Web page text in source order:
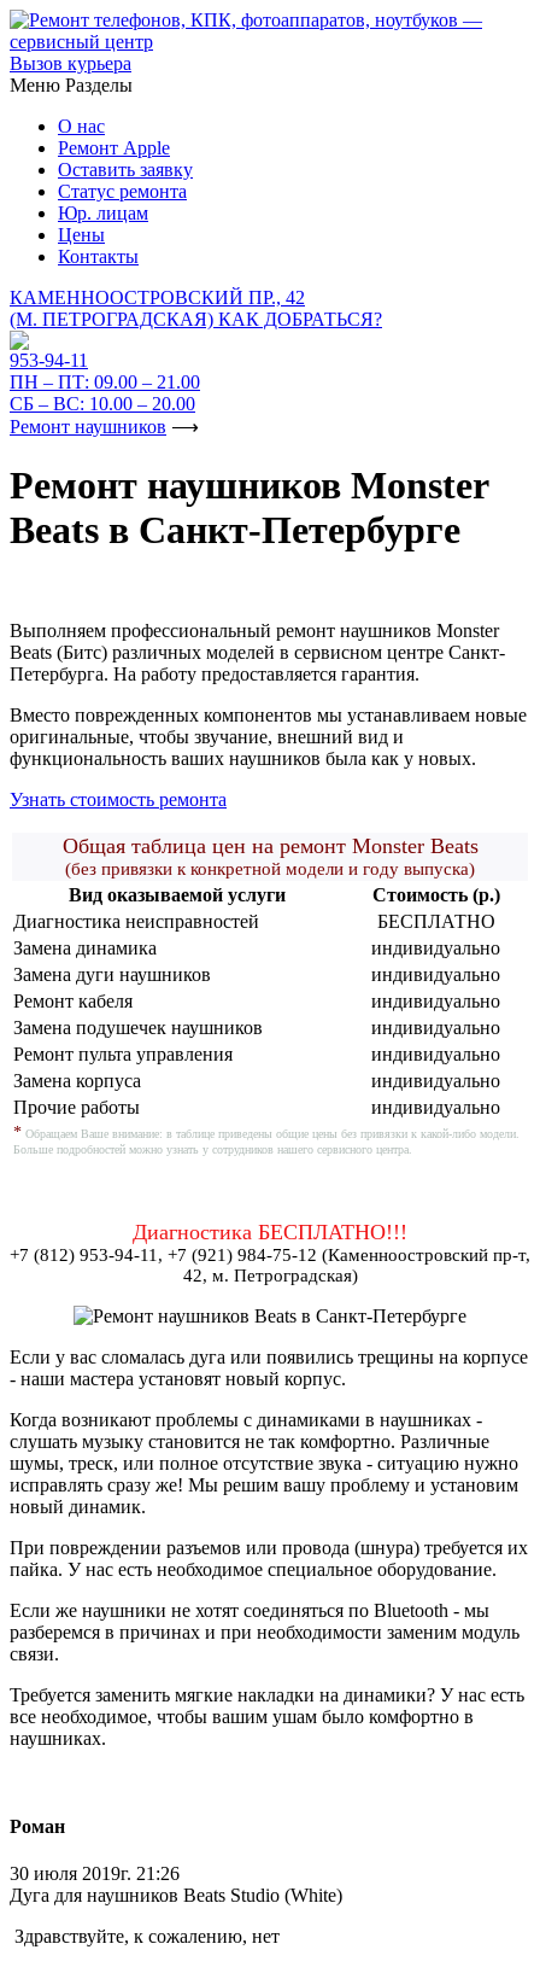
Вызов курьера
Меню Разделы
О нас
Ремонт Apple
Оставить заявку
Статус ремонта
Юр. лицам
Цены
Контакты
КАМЕННООСТРОВСКИЙ ПР., 42
(М. ПЕТРОГРАДСКАЯ) КАК ДОБРАТЬСЯ?
953-94-11
ПН – ПТ: 09.00 – 21.00
СБ – ВС: 10.00 – 20.00
Ремонт наушников ⟶
Ремонт наушников Monster
Beats в Санкт-Петербурге
Выполняем профессиональный ремонт наушников Monster
Beats (Битс) различных моделей в сервисном центре Санкт-
Петербурга. На работу предоставляется гарантия.
Вместо поврежденных компонентов мы устанавливаем новые
оригинальные, чтобы звучание, внешний вид и
функциональность ваших наушников была как у новых.
Узнать стоимость ремонта
Общая таблица цен на ремонт Monster Beats
(без привязки к конкретной модели и году выпуска)
Вид оказываемой услуги
Стоимость (р.)
Диагностика неисправностей
БЕСПЛАТНО
Замена динамика
индивидуально
Замена дуги наушников
индивидуально
Ремонт кабеля
индивидуально
Замена подушечек наушников
индивидуально
Ремонт пульта управления
индивидуально
Замена корпуса
индивидуально
Прочие работы
индивидуально
* Обращаем Ваше внимание: в таблице приведены общие цены без привязки к какой-либо модели.
Больше подробностей можно узнать у сотрудников нашего сервисного центра.
Диагностика БЕСПЛАТНО!!!
+7 (812) 953-94-11, +7 (921) 984-75-12 (Каменноостровский пр-т,
42, м. Петроградская)
Если у вас сломалась дуга или появились трещины на корпусе
- наши мастера установят новый корпус.
Когда возникают проблемы с динамиками в наушниках -
слушать музыку становится не так комфортно. Различные
шумы, треск, или полное отсутствие звука - ситуацию нужно
исправлять сразу же! Мы решим вашу проблему и установим
новый динамик.
При повреждении разъемов или провода (шнура) требуется их
пайка. У нас есть необходимое специальное оборудование.
Если же наушники не хотят соединяться по Bluetooth - мы
разберемся в причинах и при необходимости заменим модуль
связи.
Требуется заменить мягкие накладки на динамики? У нас есть
все необходимое, чтобы вашим ушам было комфортно в
наушниках.
Роман
30 июля 2019г. 21:26
Дуга для наушников Beats Studio (White)
Здравствуйте, к сожалению, нет